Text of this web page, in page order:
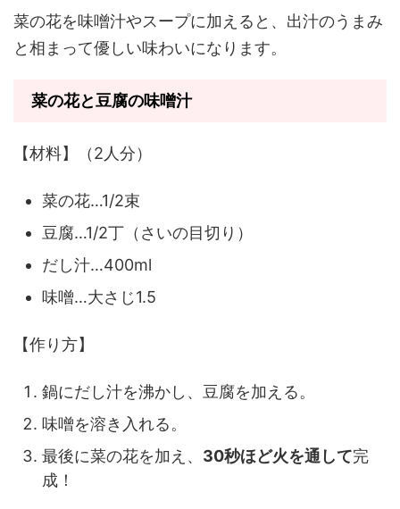
菜の花を味噌汁やスープに加えると、出汁のうまみ
と相まって優しい味わいになります。
菜の花と豆腐の味噌汁
【材料】（2人分）
菜の花…1/2束
豆腐…1/2丁（さいの目切り）
だし汁…400ml
味噌…大さじ1.5
【作り方】
鍋にだし汁を沸かし、豆腐を加える。
味噌を溶き入れる。
最後に菜の花を加え、 30秒ほど火を通して完
成！